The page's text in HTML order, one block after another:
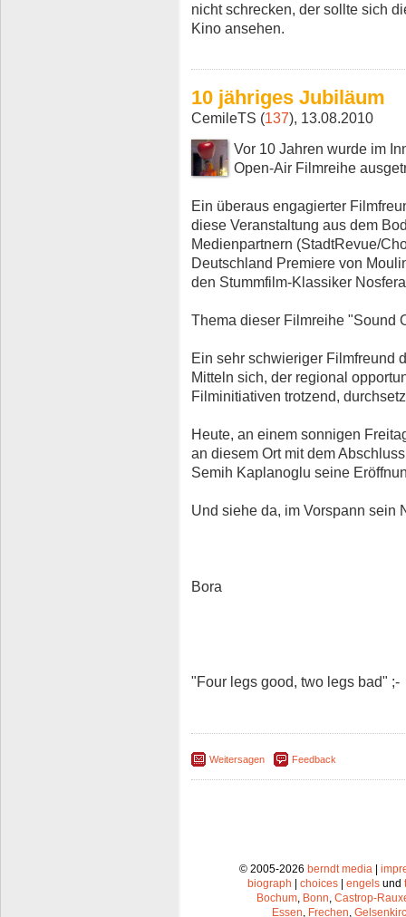
nicht schrecken, der sollte sich
Kino ansehen.
10 jähriges Jubiläum
CemileTS (137), 13.08.2010
Vor 10 Jahren wurde im
Open-Air Filmreihe
Ein überaus engagierter
diese Veranstaltung aus dem
Medienpartnern (StadtRevue/
Deutschland Premiere von
den Stummfilm-Klassiker
Thema dieser Filmreihe "Sound
Ein sehr schwieriger Filmfreund
Mitteln sich, der regional
Filminitiativen trotzend,
Heute, an einem sonnigen
an diesem Ort mit dem
Semih Kaplanoglu seine
Und siehe da, im Vorspann sein
Bora
"Four legs good, two legs bad" ;-
Weitersagen Feedback
© 2005-2026 berndt media|
biograph
choices engels und
Bochum, Bonn, Castrop-
Essen, Frechen,